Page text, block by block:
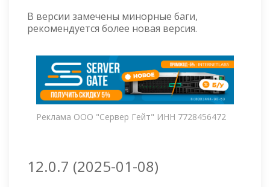
В версии замечены минорные баги,
рекомендуется более новая версия.
Реклама ООО "Сервер Гейт" ИНН 7728456472
12.0.7 (2025-01-08)